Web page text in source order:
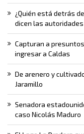
¿Quién está detrás
dicen las autoridades
Capturan a
ingresar a Caldas
De arenero y
Jaramillo
Senadora
caso Nicolás Maduro